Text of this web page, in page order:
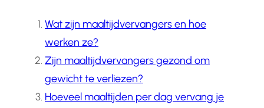
Wat zijn maaltijdvervangers en hoe
werken ze?
Zijn maaltijdvervangers gezond om
gewicht te verliezen?
Hoeveel maaltijden per dag vervang je